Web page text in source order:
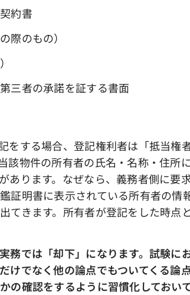
約書
もの）
の承諾を証する書面
をする場合、登記権利者は「抵当権
該物件の所有者の氏名・名称・住所
あります。なぜなら、義務者側に要
証明書に表示されている所有者の情
てきます。所有者が登記をした時点
では「却下」になります。試験に
でなく他の論点でもついてくる論
確認をするように習慣化しておい